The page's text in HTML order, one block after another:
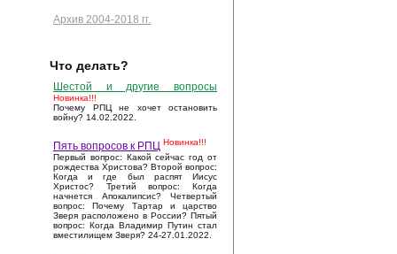
Архив 2004-2018 гг.
Что делать?
Шестой и другие вопросы
Новинка!!!
Почему РПЦ не хочет остановить
войну? 14.02.2022.
Пять вопросов к РПЦ Новинка!!!
Первый вопрос: Какой сейчас год от
рождества Христова? Второй вопрос:
Когда и где был распят Иисус
Христос? Третий вопрос: Когда
начнется Апокалипсис? Четвертый
вопрос: Почему Тартар и царство
Зверя расположено в России? Пятый
вопрос: Когда Владимир Путин стал
вместилищем Зверя? 24-27.01.2022.